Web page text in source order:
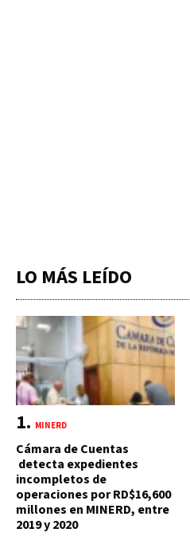
LO MÁS LEÍDO
MINERD
Cámara de Cuentas
detecta expedientes
incompletos de
operaciones por RD$16,600
millones en MINERD, entre
2019 y 2020